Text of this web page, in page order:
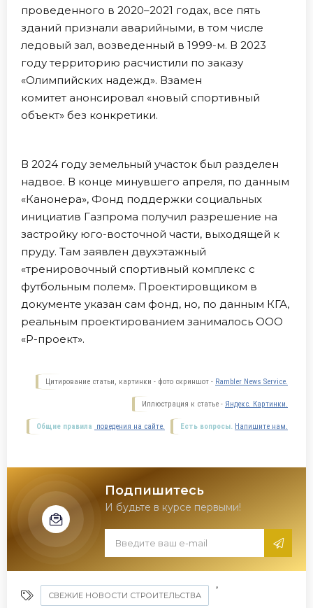
проведенного в 2020–2021 годах, все пять
зданий признали аварийными, в том числе
ледовый зал, возведенный в 1999-м. В 2023
году территорию расчистили по заказу
«Олимпийских надежд». Взамен
комитет анонсировал «новый спортивный
объект» без конкретики.
В 2024 году земельный участок был разделен
надвое. В конце минувшего апреля, по данным
«Канонера», Фонд поддержки социальных
инициатив Газпрома получил разрешение на
застройку юго-восточной части, выходящей к
пруду. Там заявлен двухэтажный
«тренировочный спортивный комплекс с
футбольным полем». Проектировщиком в
документе указан сам фонд, но, по данным КГА,
реальным проектированием занималось ООО
«Р-проект».
Цитирование статьи, картинки - фото скриншот - Rambler News Service.
Иллюстрация к статье - Яндекс. Картинки.
Есть вопросы. Напишите нам.
Общие правила поведения на сайте.
Подпишитесь
И будьте в курсе первыми!
СВЕЖИЕ НОВОСТИ СТРОИТЕЛЬСТВА
,